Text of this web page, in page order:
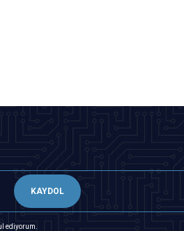
KAYDOL
ediyorum.